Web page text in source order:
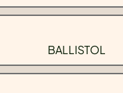
BALLISTOL